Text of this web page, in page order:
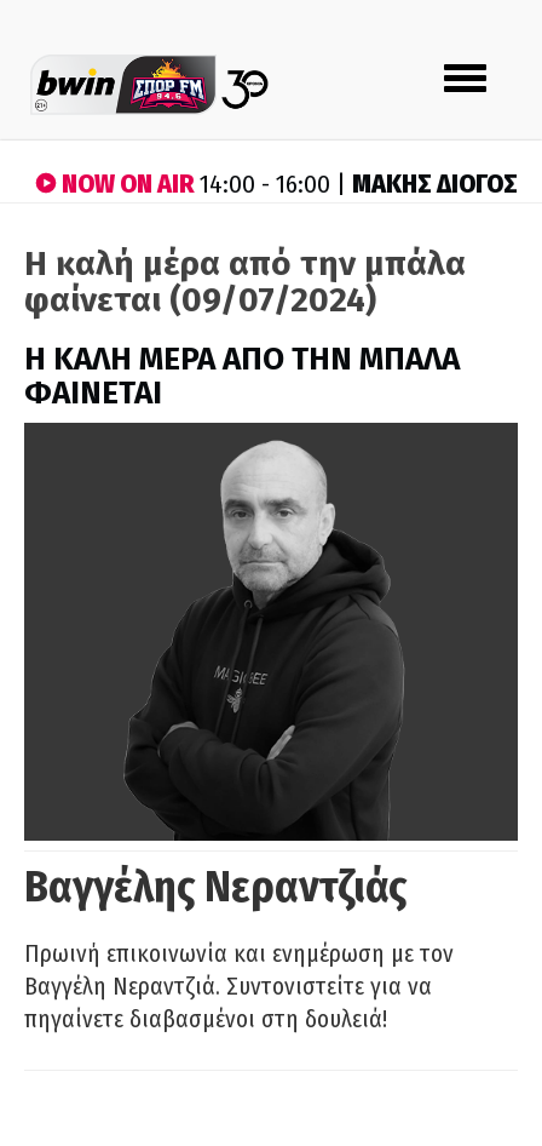
Toggle
navigation
NOW ON AIR14:00 - 16:00 | ΜΑΚΗΣ ΔΙΟΓΟΣ
Η καλή μέρα από την μπάλα
φαίνεται (09/07/2024)
H ΚΑΛΗ ΜΕΡΑ ΑΠΟ ΤΗΝ ΜΠΑΛΑ
ΦΑΙΝΕΤΑΙ
Βαγγέλης Νεραντζιάς
Πρωινή επικοινωνία και ενημέρωση με τον
Βαγγέλη Νεραντζιά. Συντονιστείτε για να
πηγαίνετε διαβασμένοι στη δουλειά!